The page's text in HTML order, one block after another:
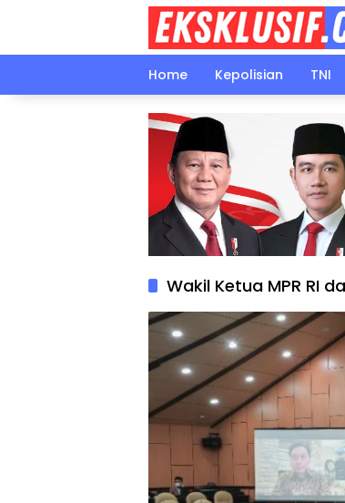
Home
Kepolisian TNI
Wakil Ketua MPR RI